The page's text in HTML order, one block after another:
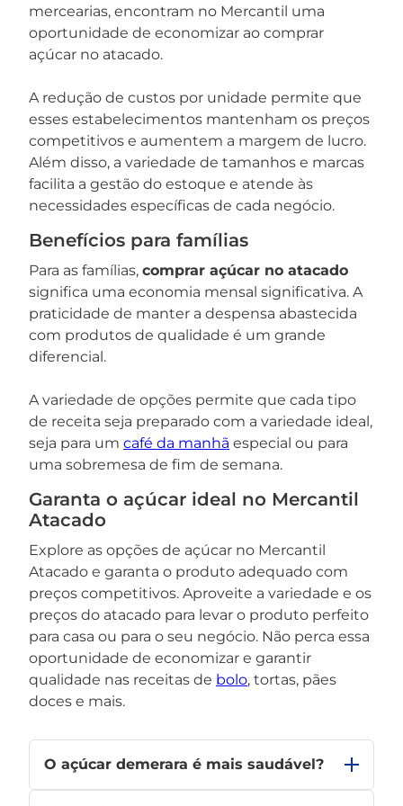
mercearias, encontram no Mercantil uma
oportunidade de economizar ao comprar
açúcar no atacado.
A redução de custos por unidade permite que
esses estabelecimentos mantenham os preços
competitivos e aumentem a margem de lucro.
Além disso, a variedade de tamanhos e marcas
facilita a gestão do estoque e atende às
necessidades específicas de cada negócio.
Benefícios para famílias
Para as famílias, comprar açúcar no atacado
significa uma economia mensal significativa. A
praticidade de manter a despensa abastecida
com produtos de qualidade é um grande
diferencial.
A variedade de opções permite que cada tipo
de receita seja preparado com a variedade ideal,
seja para um café da manhã especial ou para
uma sobremesa de fim de semana.
Garanta o açúcar ideal no Mercantil
Atacado
Explore as opções de açúcar no Mercantil
Atacado e garanta o produto adequado com
preços competitivos. Aproveite a variedade e os
preços do atacado para levar o produto perfeito
para casa ou para o seu negócio. Não perca essa
oportunidade de economizar e garantir
qualidade nas receitas de bolo, tortas, pães
doces e mais.
O açúcar demerara é mais saudável?